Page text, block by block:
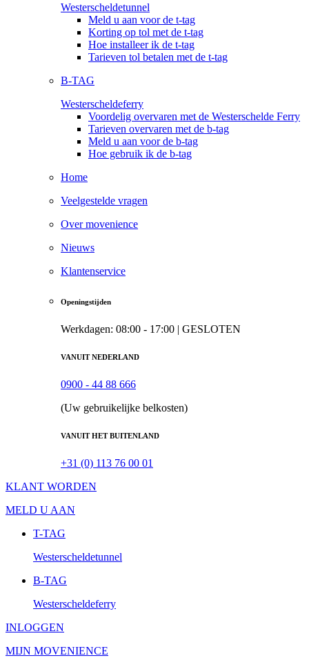
Westerscheldetunnel
Meld u aan voor de t-tag
Korting op tol met de t-tag
Hoe installeer ik de t-tag
Tarieven tol betalen met de t-tag
B-TAG
Westerscheldeferry
Voordelig overvaren met de Westerschelde Ferry
Tarieven overvaren met de b-tag
Meld u aan voor de b-tag
Hoe gebruik ik de b-tag
Home
Veelgestelde vragen
Over movenience
Nieuws
Klantenservice
Openingstijden
Werkdagen: 08:00 - 17:00 | GESLOTEN
VANUIT NEDERLAND
0900 - 44 88 666
(Uw gebruikelijke belkosten)
VANUIT HET BUITENLAND
+31 (0) 113 76 00 01
KLANT WORDEN
MELD U AAN
T-TAG
Westerscheldetunnel
B-TAG
Westerscheldeferry
INLOGGEN
MIJN MOVENIENCE